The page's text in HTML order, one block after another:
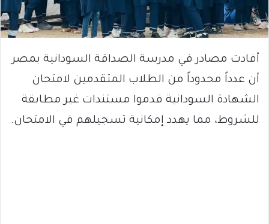
أفادت مصادر في مدرسة الصداقة السودانية بمصر
أن عدداً محدوداً من الطلاب المتقدمين لامتحان
الشهادة السودانية قدموا مستندات غير مطابقة
للشروط، مما يهدد إمكانية تسجيلهم في الامتحان.